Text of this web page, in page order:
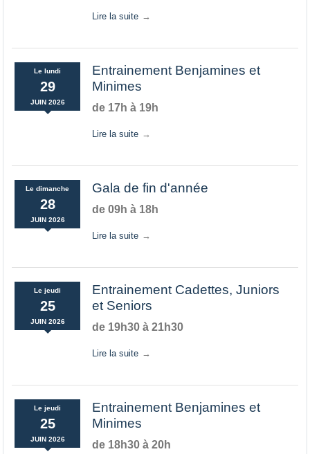
Lire la suite
Lelundi
29
JUIN 2026
Entrainement Benjamines et
Minimes
de 17h à 19h
Lire la suite
Ledimanche
28
JUIN 2026
Gala de fin d'année
de 09h à 18h
Lire la suite
Lejeudi
25
JUIN 2026
Entrainement Cadettes, Juniors
et Seniors
de 19h30 à 21h30
Lire la suite
Lejeudi
25
JUIN 2026
Entrainement Benjamines et
Minimes
de 18h30 à 20h